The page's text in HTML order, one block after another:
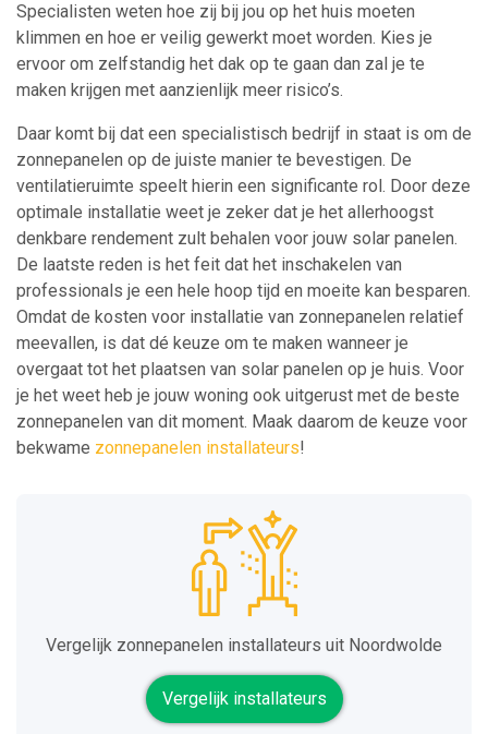
Specialisten weten hoe zij bij jou op het huis moeten
klimmen en hoe er veilig gewerkt moet worden. Kies je
ervoor om zelfstandig het dak op te gaan dan zal je te
maken krijgen met aanzienlijk meer risico’s.
Daar komt bij dat een specialistisch bedrijf in staat is om de
zonnepanelen op de juiste manier te bevestigen. De
ventilatieruimte speelt hierin een significante rol. Door deze
optimale installatie weet je zeker dat je het allerhoogst
denkbare rendement zult behalen voor jouw solar panelen.
De laatste reden is het feit dat het inschakelen van
professionals je een hele hoop tijd en moeite kan besparen.
Omdat de kosten voor installatie van zonnepanelen relatief
meevallen, is dat dé keuze om te maken wanneer je
overgaat tot het plaatsen van solar panelen op je huis. Voor
je het weet heb je jouw woning ook uitgerust met de beste
zonnepanelen van dit moment. Maak daarom de keuze voor
bekwame zonnepanelen installateurs!
Vergelijk zonnepanelen installateurs uit Noordwolde
Vergelijk installateurs